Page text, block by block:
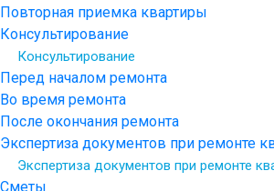
Повторная приемка квартиры
Консультирование
Консультирование
Перед началом ремонта
Во время ремонта
После окончания ремонта
Экспертиза документов при ремонте
Экспертиза документов при ремонте
Сметы